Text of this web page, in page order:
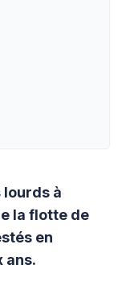
lourds à
la flotte de
en
ans.